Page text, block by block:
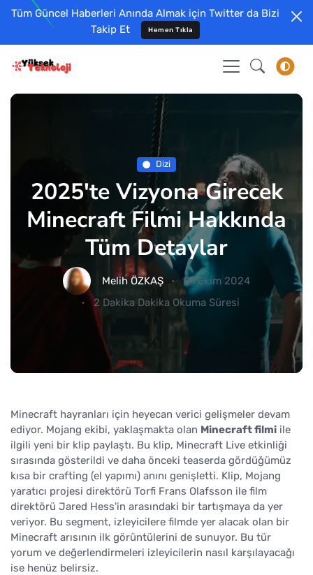
Tüm Güncel Haberleri Anında Almak için Twitter da Bizi
Takip Et
Hemen Tıkla
Dizi
2025'te Vizyona Girecek
Minecraft Filmi Hakkında
Tüm Detaylar
Melih ÖZKAŞ
01 Ekim 2024
2 Dakika Dakika Okuma Süresi
Minecraft hayranları için heyecan verici gelişmeler devam
ediyor. Mojang ekibi, yaklaşmakta olan Minecraft filmi ile
ilgili yeni bir klip paylaştı. Bu klip, Minecraft Live etkinliği
sırasında gösterildi ve daha önceki teaserda gördüğümüz
kısa bir crafting (el yapımı) anını genişletti. Klip, Mojang
yaratıcı projesi direktörü Torfi Frans Olafsson ile film
direktörü Jared Hess'in arasındaki bir tartışmaya da yer
veriyor. Bu segment, izleyicilere filmde yer alacak olan bir
Minecraft arısının ilk görüntülerini de sunuyor. Bu tür
yorum ve değerlendirmeleri izleyicilerin nasıl karşılayacağı
ise henüz belirsiz.